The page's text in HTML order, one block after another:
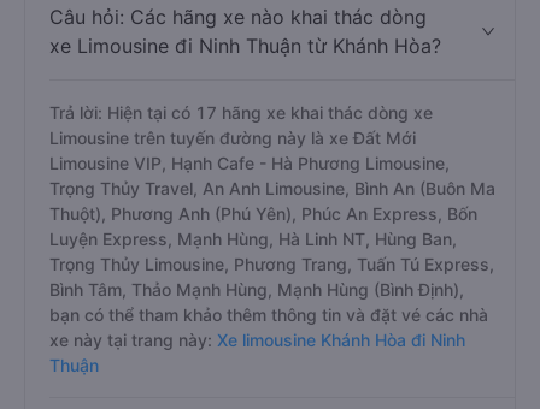
Câu hỏi: Các hãng xe nào khai thác dòng
xe Limousine đi Ninh Thuận từ Khánh Hòa?
Trả lời: Hiện tại có 17 hãng xe khai thác dòng xe
Limousine trên tuyến đường này là xe Đất Mới
Limousine VIP, Hạnh Cafe - Hà Phương Limousine,
Trọng Thủy Travel, An Anh Limousine, Bình An (Buôn Ma
Thuột), Phương Anh (Phú Yên), Phúc An Express, Bốn
Luyện Express, Mạnh Hùng, Hà Linh NT, Hùng Ban,
Trọng Thủy Limousine, Phương Trang, Tuấn Tú Express,
Bình Tâm, Thảo Mạnh Hùng, Mạnh Hùng (Bình Định),
bạn có thể tham khảo thêm thông tin và đặt vé các nhà
xe này tại trang này: Xe limousine Khánh Hòa đi Ninh
Thuận